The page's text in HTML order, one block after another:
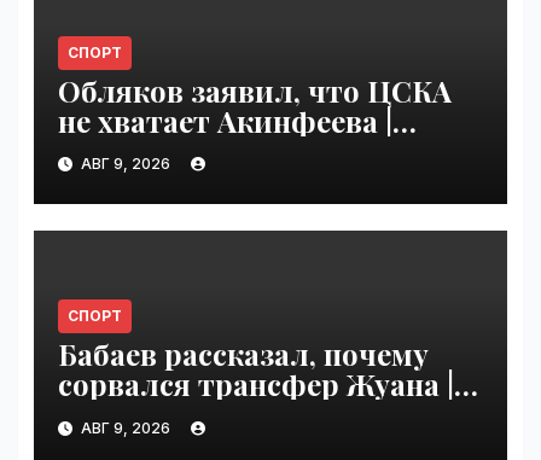
СПОРТ
Обляков заявил, что ЦСКА
не хватает Акинфеева |
VseTime.ru
АВГ 9, 2026
СПОРТ
Бабаев рассказал, почему
сорвался трансфер Жуана |
VseTime.ru
АВГ 9, 2026